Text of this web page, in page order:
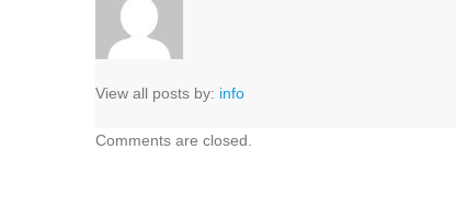
View all posts by: info
Comments are closed.